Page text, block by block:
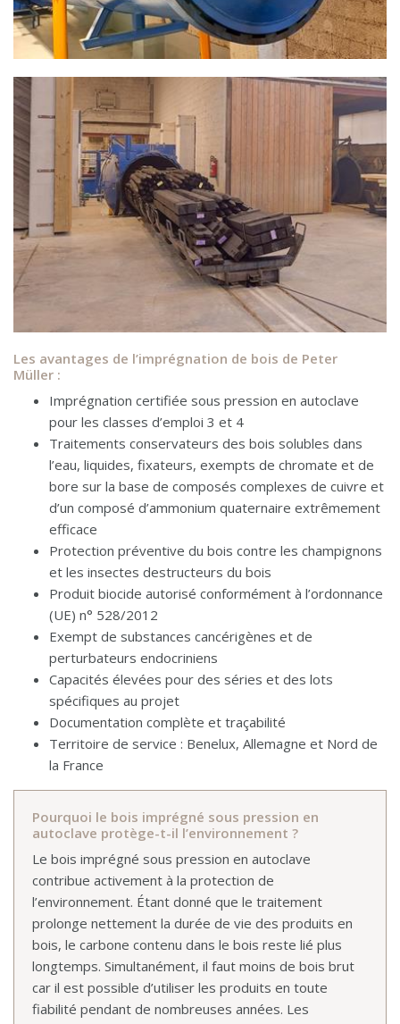
Les avantages de l’imprégnation de bois de Peter
Müller :
Imprégnation certifiée sous pression en autoclave
pour les classes d’emploi 3 et 4
Traitements conservateurs des bois solubles dans
l’eau, liquides, fixateurs, exempts de chromate et de
bore sur la base de composés complexes de cuivre et
d’un composé d’ammonium quaternaire extrêmement
efficace
Protection préventive du bois contre les champignons
et les insectes destructeurs du bois
Produit biocide autorisé conformément à l’ordonnance
(UE) n° 528/2012
Exempt de substances cancérigènes et de
perturbateurs endocriniens
Capacités élevées pour des séries et des lots
spécifiques au projet
Documentation complète et traçabilité
Territoire de service : Benelux, Allemagne et Nord de
la France
Pourquoi le bois imprégné sous pression en
autoclave protège-t-il l’environnement ?
Le bois imprégné sous pression en autoclave
contribue activement à la protection de
l’environnement. Étant donné que le traitement
prolonge nettement la durée de vie des produits en
bois, le carbone contenu dans le bois reste lié plus
longtemps. Simultanément, il faut moins de bois brut
car il est possible d’utiliser les produits en toute
fiabilité pendant de nombreuses années. Les